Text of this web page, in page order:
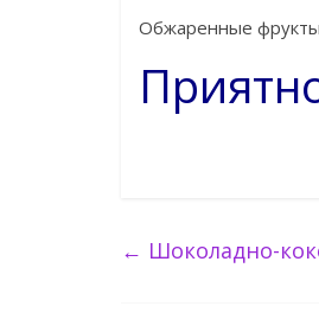
Обжаренные фрукты
← Шоколадно-